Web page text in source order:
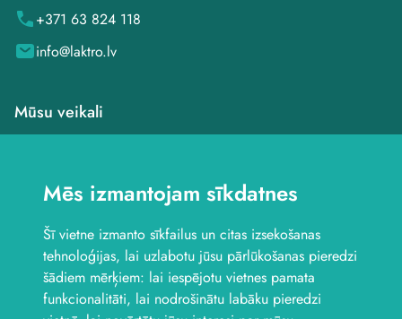
Mēs izmantojam sīkdatnes
Šī vietne izmanto sīkfailus un citas izsekošanas
tehnoloģijas, lai uzlabotu jūsu pārlūkošanas pieredzi
šādiem mērķiem: lai iespējotu vietnes pamata
funkcionalitāti, lai nodrošinātu labāku pieredzi
+371 63 824 118
info@laktro.lv
Mūsu veikali
Veikals Saldū, Kuldīgas
Veikals Jelgavā, Aviācijas
iela 8B
Seko mums